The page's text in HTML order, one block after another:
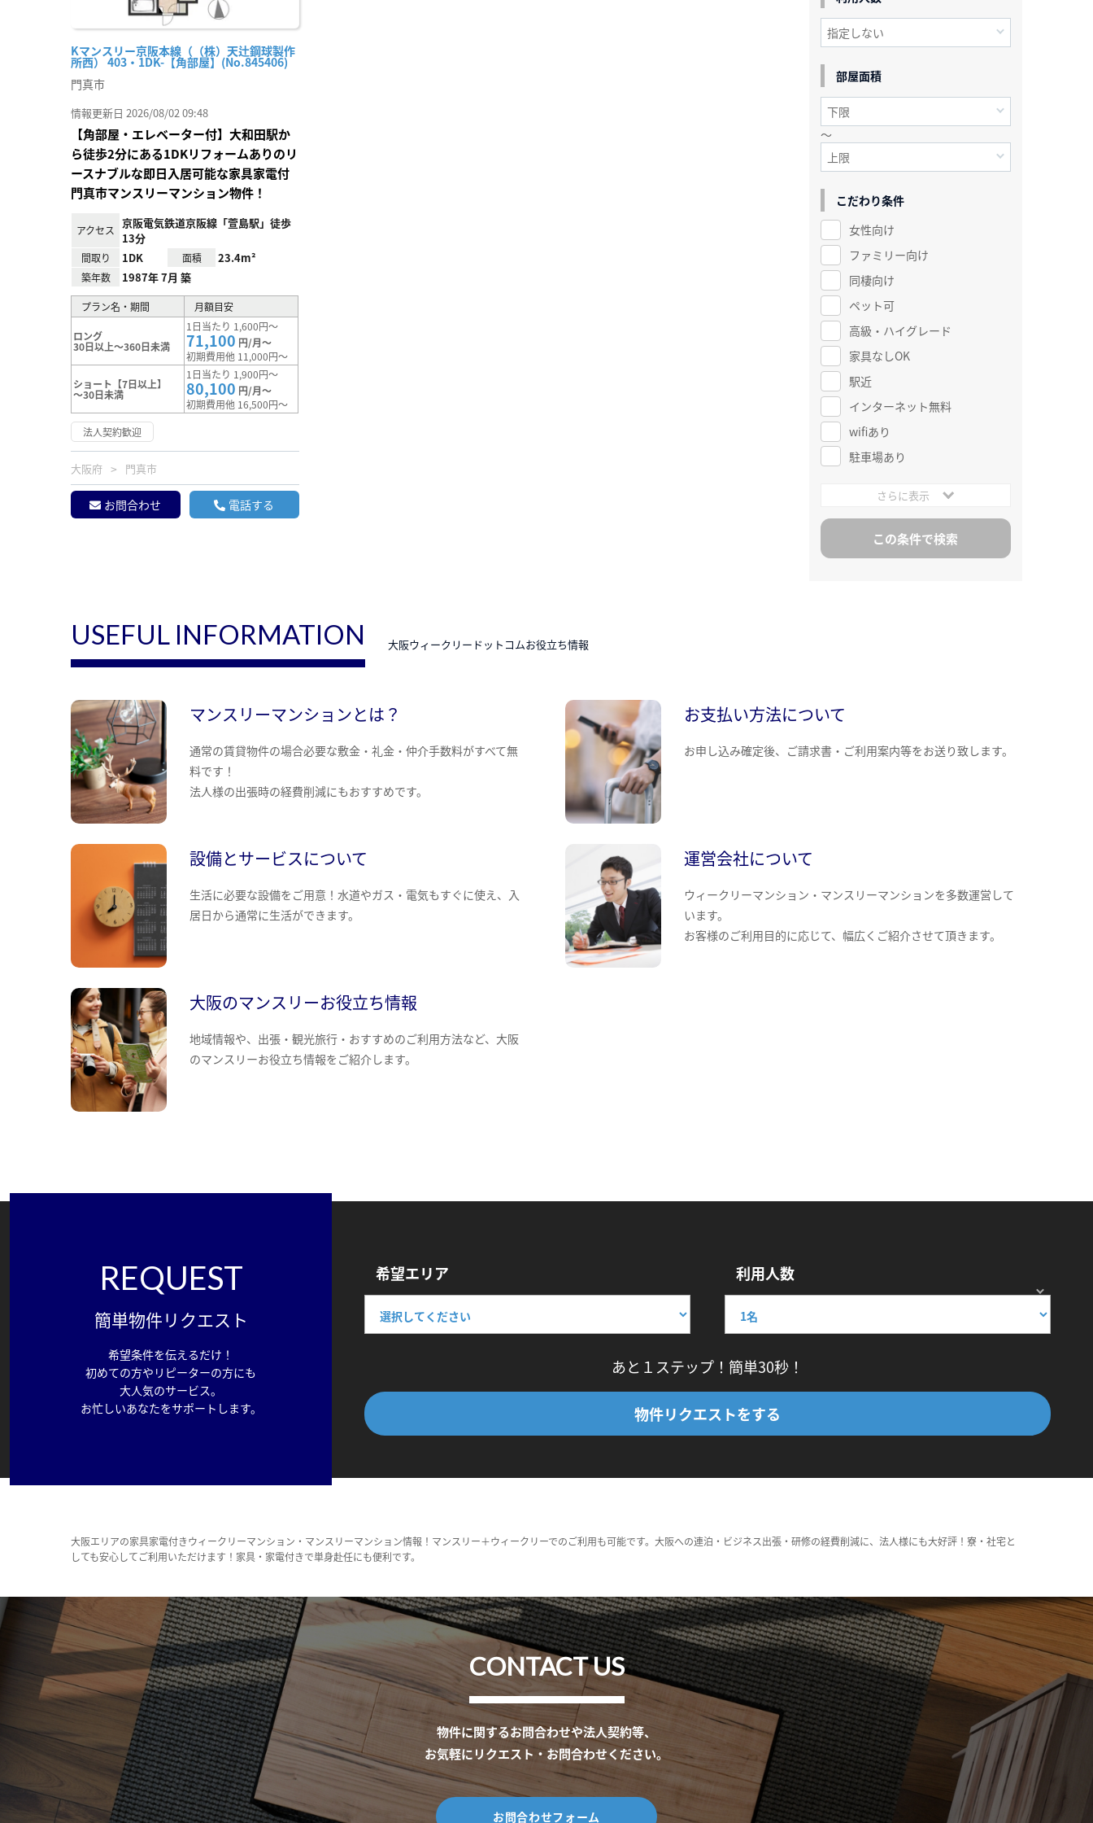
Kマンスリー京阪本線（（株）天辻鋼球製作
所西） 403・1DK-【角部屋】(No.845406)
門真市
情報更新日 2026/08/02 09:48
【角部屋・エレベーター付】大和田駅か
ら徒歩2分にある1DKリフォームありのリ
ースナブルな即日入居可能な家具家電付
門真市マンスリーマンション物件！
アクセス
京阪電気鉄道京阪線「萱島駅」徒歩
13分
間取り 1DK 面積 23.4m²
築年数 1987年 7月 築
プラン名・期間 月額目安
ロング
30日以上～360日未満
1日当たり 1,600円～
71,100 円/月～
初期費用他 11,000円～
ショート【7日以上】
～30日未満
1日当たり 1,900円～
80,100 円/月～
初期費用他 16,500円～
法人契約歓迎
大阪府 門真市
お問合わせ 電話する
部屋面積
～
こだわり条件
女性向け
ファミリー向け
同棲向け
ペット可
高級・ハイグレード
家具なしOK
駅近
インターネット無料
wifiあり
駐車場あり
さらに表示
USEFUL INFORMATION 大阪ウィークリードットコムお役立ち情報
マンスリーマンションとは？
通常の賃貸物件の場合必要な敷金・礼金・仲介手数料がすべて無
料です！
法人様の出張時の経費削減にもおすすめです。
お支払い方法について
お申し込み確定後、ご請求書・ご利用案内等をお送り致します。
設備とサービスについて
生活に必要な設備をご用意！水道やガス・電気もすぐに使え、入
居日から通常に生活ができます。
運営会社について
ウィークリーマンション・マンスリーマンションを多数運営して
います。
お客様のご利用目的に応じて、幅広くご紹介させて頂きます。
大阪のマンスリーお役立ち情報
地域情報や、出張・観光旅行・おすすめのご利用方法など、大阪
のマンスリーお役立ち情報をご紹介します。
REQUEST
簡単物件リクエスト
希望条件を伝えるだけ！
初めての方やリピーターの方にも
大人気のサービス。
お忙しいあなたをサポートします。
希望エリア 利用人数
あと１ステップ！簡単30秒！
物件リクエストをする
大阪エリアの家具家電付きウィークリーマンション・マンスリーマンション情報！マンスリー＋ウィークリーでのご利用も可能です。大阪への連泊・ビジネス出張・研修の経費削減に、法人様にも大好評！寮・社宅と
しても安心してご利用いただけます！家具・家電付きで単身赴任にも便利です。
CONTACT US
物件に関するお問合わせや法人契約等、
お気軽にリクエスト・お問合わせください。
お問合わせフォーム